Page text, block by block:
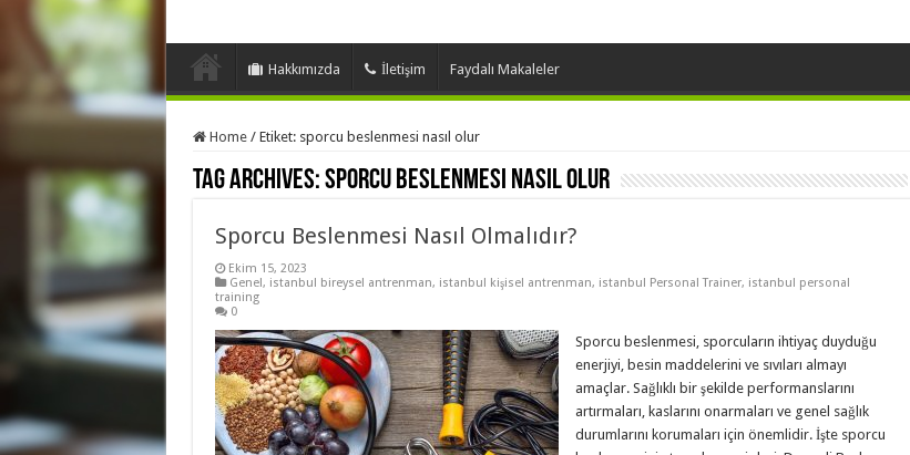
Hakkımızda İletişim Faydalı Makaleler
Home / Etiket: sporcu beslenmesi nasıl olur
Tag Archives:sporcu beslenmesi nasıl olur
Sporcu Beslenmesi Nasıl Olmalıdır?
Ekim 15, 2023
Genel, istanbul bireysel antrenman, istanbul kişisel antrenman, istanbul Personal Trainer, istanbul personal
training
0
Sporcu beslenmesi, sporcuların ihtiyaç duyduğu
enerjiyi, besin maddelerini ve sıvıları almayı
amaçlar. Sağlıklı bir şekilde performanslarını
artırmaları, kaslarını onarmaları ve genel sağlık
durumlarını korumaları için önemlidir. İşte sporcu